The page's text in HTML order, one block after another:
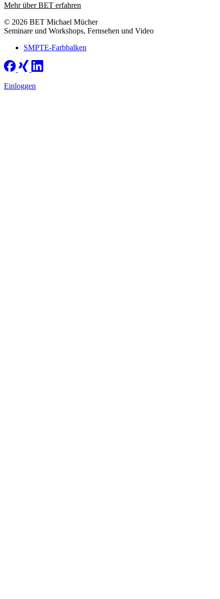
Mehr über BET erfahren
© 2026 BET Michael Mücher
Seminare und Workshops, Fernsehen und Video
SMPTE-Farbbalken
Einloggen